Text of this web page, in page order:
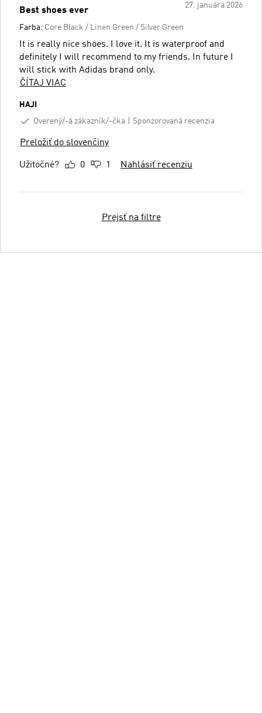
27. januára 2026
Best shoes ever
Farba: Core Black / Linen Green / Silver Green
It is really nice shoes. I love it. It is waterproof and
definitely I will recommend to my friends. In future I
will stick with Adidas brand only.
ČÍTAJ VIAC
HAJI
Overený/-á zákazník/-čka
Sponzorovaná recenzia
Preložiť do slovenčiny
Užitočné? 0 1 Nahlásiť recenziu
Prejsť na filtre